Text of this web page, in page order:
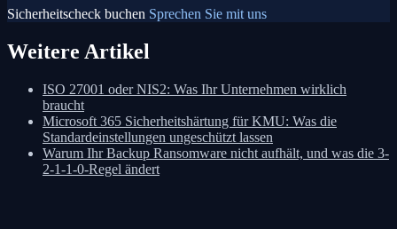
Sicherheitscheck buchen Sprechen Sie mit uns
Weitere Artikel
ISO 27001 oder NIS2: Was Ihr Unternehmen wirklich
braucht
Microsoft 365 Sicherheitshärtung für KMU: Was die
Standardeinstellungen ungeschützt lassen
Warum Ihr Backup Ransomware nicht aufhält, und was die 3-
2-1-1-0-Regel ändert